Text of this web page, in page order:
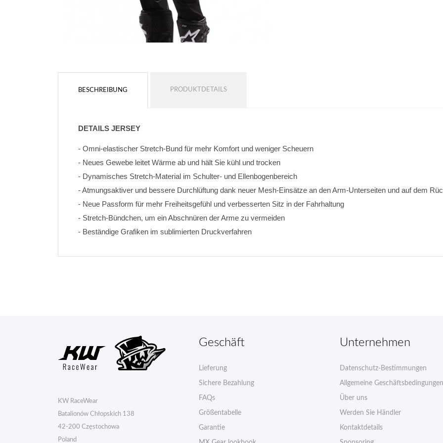
BESCHREIBUNG PRODUKTDETAILS
DETAILS JERSEY
- Omni-elastischer Stretch-Bund für mehr Komfort und weniger Scheuern
- Neues Gewebe leitet Wärme ab und hält Sie kühl und trocken
- Dynamisches Stretch-Material im Schulter- und Ellenbogenbereich
- Atmungsaktiver und bessere Durchlüftung dank neuer Mesh-Einsätze an den Arm-Unterseiten und auf dem
- Neue Passform für mehr Freiheitsgefühl und verbesserten Sitz in der Fahrhaltung
- Stretch-Bündchen, um ein Abschnüren der Arme zu vermeiden
- Beständige Grafiken im sublimierten Druckverfahren
KW RaceWear
Batalionów Chłopskich 138
42-200 Częstochowa
Poland
Geschäft
Lieferung
Sichere Bezahlung
FAQs
Größentabelle
Garantie
Unternehmen
Datenschutz-Bestimmungen
Allgemeine Geschäftsbedingungen
Über uns
Werden Sie Händler
Kontaktdetails